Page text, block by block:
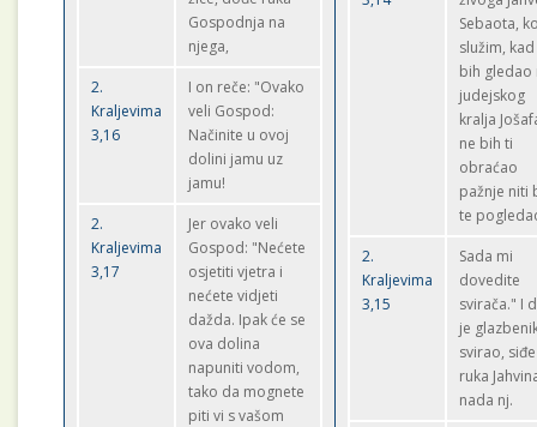
Gospodnja na
njega,
2.
Kraljevima
3,16
I on reče: "Ovako
veli Gospod:
Načinite u ovoj
dolini jamu uz
jamu!
2.
Kraljevima
3,17
Jer ovako veli
Gospod: "Nećete
osjetiti vjetra i
nećete vidjeti
dažda. Ipak će se
ova dolina
napuniti vodom,
tako da mognete
piti vi s vašom
Sebaota,
služim,
bih gledao
judejskog
kralja
ne bih ti
obraćao
pažnje niti
te
2.
Kraljevima
3,15
Sada mi
dovedite
svirača." I
je
svirao, siđe
ruka
nada nj.